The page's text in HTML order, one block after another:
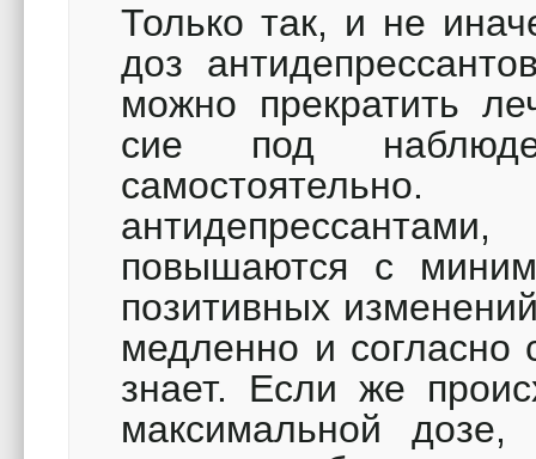
Только так, и не
доз
можно прекратить
сие под
повышаются с
позитивных
медленно и согласно
знает. Если же
максимальной